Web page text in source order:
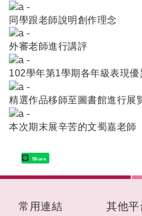
同學跟老師說明創作理念
外審老師進行講評
102學年第1學期各年級表現優
精選作品移師至圖書館進行展
本次期末展辛苦的文蜀嘉老師
Share
常用連結 其他平